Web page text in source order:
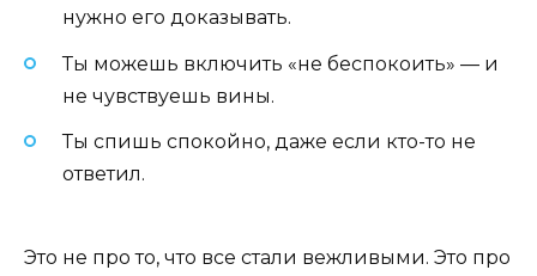
нужно его доказывать.
Ты можешь включить «не беспокоить» — и
не чувствуешь вины.
Ты спишь спокойно, даже если кто-то не
ответил.
Это не про то, что все стали вежливыми. Это про